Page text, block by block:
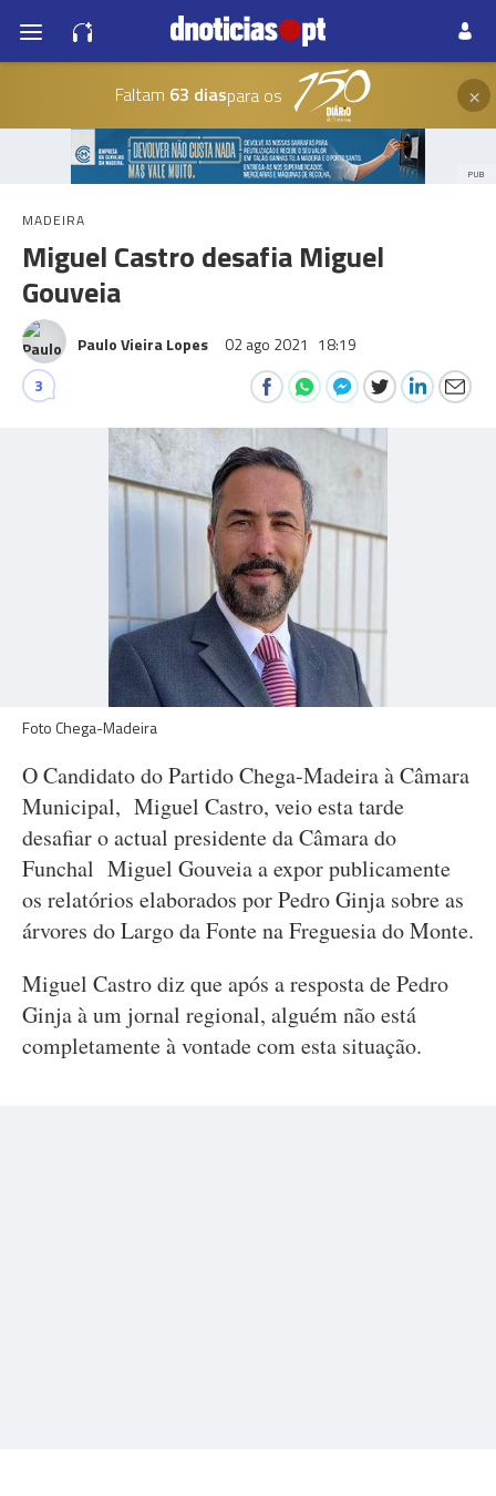
Faltam 63 diaspara os ×
PUB
MADEIRA
Miguel Castro desafia Miguel
Gouveia
Paulo Vieira Lopes 02 ago 2021 18:19
3
Foto Chega-Madeira
O Candidato do Partido Chega-Madeira à Câmara
Municipal, Miguel Castro, veio esta tarde
desafiar o actual presidente da Câmara do
Funchal Miguel Gouveia a expor publicamente
os relatórios elaborados por Pedro Ginja sobre as
árvores do Largo da Fonte na Freguesia do Monte.
Miguel Castro diz que após a resposta de Pedro
Ginja à um jornal regional, alguém não está
completamente à vontade com esta situação.